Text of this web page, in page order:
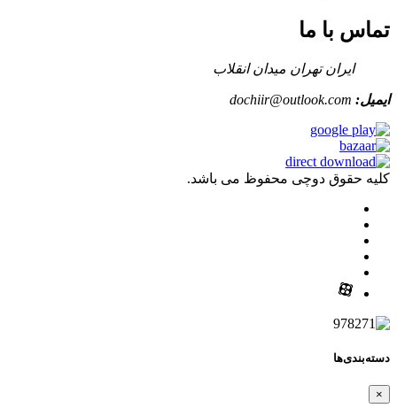
تماس با ما
ایران تهران میدان انقلاب
ایمیل: dochiir@outlook.com
کلیه حقوق دوچی محفوظ می باشد.
دسته‌بندی‌ها
×